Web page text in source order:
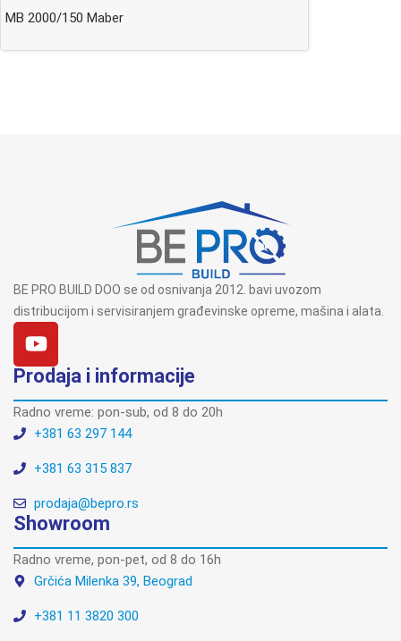
MB 2000/150 Maber
BE PRO BUILD DOO se od osnivanja 2012. bavi uvozom
distribucijom i servisiranjem građevinske opreme, mašina i alata.
Prodaja i informacije
Radno vreme: pon-sub, od 8 do 20h
+381 63 297 144
+381 63 315 837
prodaja@bepro.rs
Showroom
Radno vreme, pon-pet, od 8 do 16h
Grčića Milenka 39, Beograd
+381 11 3820 300